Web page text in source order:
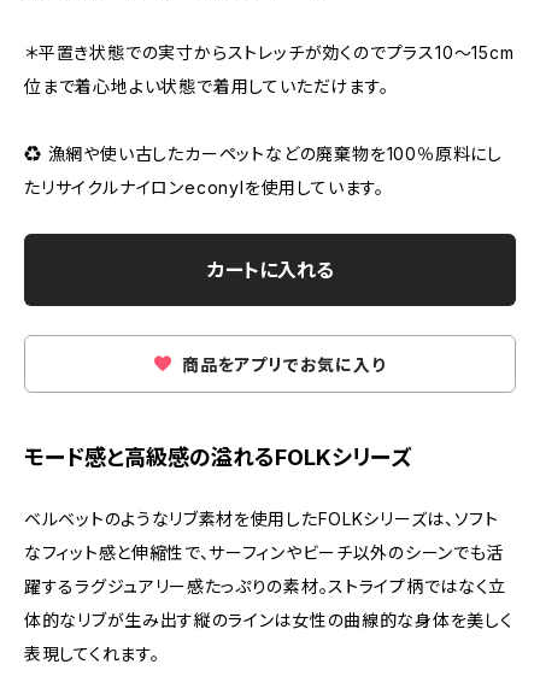
＊平置き状態での実寸からストレッチが効くのでプラス10〜15cm
位まで着心地よい状態で着用していただけます。
♻︎ 漁網や使い古したカーペットなどの廃棄物を100％原料にし
たリサイクルナイロンeconylを使用しています。
カートに入れる
商品をアプリでお気に入り
モード感と高級感の溢れるFOLKシリーズ
ベルベットのようなリブ素材を使用したFOLKシリーズは、ソフト
なフィット感と伸縮性で、サーフィンやビーチ以外のシーンでも活
躍するラグジュアリー感たっぷりの素材。ストライプ柄ではなく立
体的なリブが生み出す縦のラインは女性の曲線的な身体を美しく
表現してくれます。